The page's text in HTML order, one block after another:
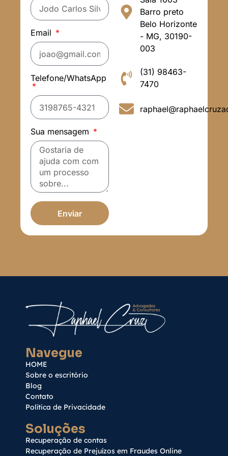
Email
Telefone/WhatsApp
Sua mensagem
Enviar
Barro preto
Belo Horizonte
- MG, 30190-
003
(31) 98463-
7470
Navegue
HOME
Sobre o escritório
Blog
Contato
Política de Privacidade
Soluções
Recuperação de contas
Recuperação de Prejuízos em Fraudes Online